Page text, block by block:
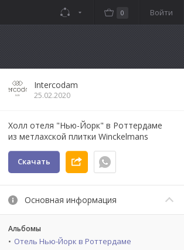
Войти
0
Intercodam
25.02.2020
Холл отеля "Нью-Йорк" в Роттердаме
из метлахской плитки Winckelmans
Скачать
Основная информация
Альбомы
Отель Нью-Йорк в Роттердаме